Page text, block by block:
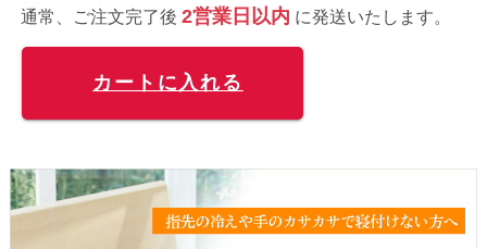
通常、ご注文完了後 2営業日以内 に発送いたします。
カートに入れる